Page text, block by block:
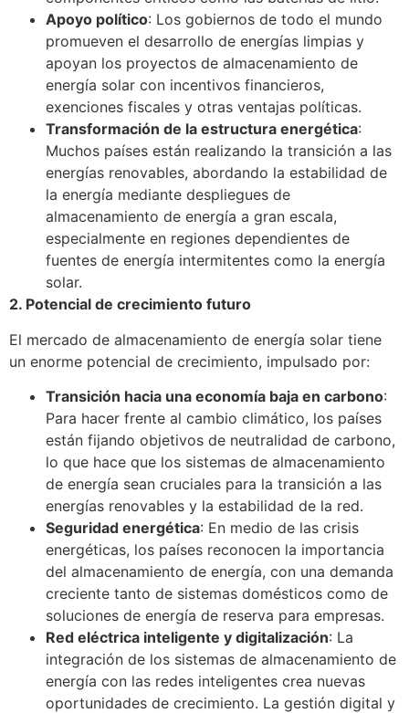
Apoyo político: Los gobiernos de todo el mundo
promueven el desarrollo de energías limpias y
apoyan los proyectos de almacenamiento de
energía solar con incentivos financieros,
exenciones fiscales y otras ventajas políticas.
Transformación de la estructura energética:
Muchos países están realizando la transición a las
energías renovables, abordando la estabilidad de
la energía mediante despliegues de
almacenamiento de energía a gran escala,
especialmente en regiones dependientes de
fuentes de energía intermitentes como la energía
solar.
2. Potencial de crecimiento futuro
El mercado de almacenamiento de energía solar tiene
un enorme potencial de crecimiento, impulsado por:
Transición hacia una economía baja en carbono:
Para hacer frente al cambio climático, los países
están fijando objetivos de neutralidad de carbono,
lo que hace que los sistemas de almacenamiento
de energía sean cruciales para la transición a las
energías renovables y la estabilidad de la red.
Seguridad energética: En medio de las crisis
energéticas, los países reconocen la importancia
del almacenamiento de energía, con una demanda
creciente tanto de sistemas domésticos como de
soluciones de energía de reserva para empresas.
Red eléctrica inteligente y digitalización: La
integración de los sistemas de almacenamiento de
energía con las redes inteligentes crea nuevas
oportunidades de crecimiento. La gestión digital y